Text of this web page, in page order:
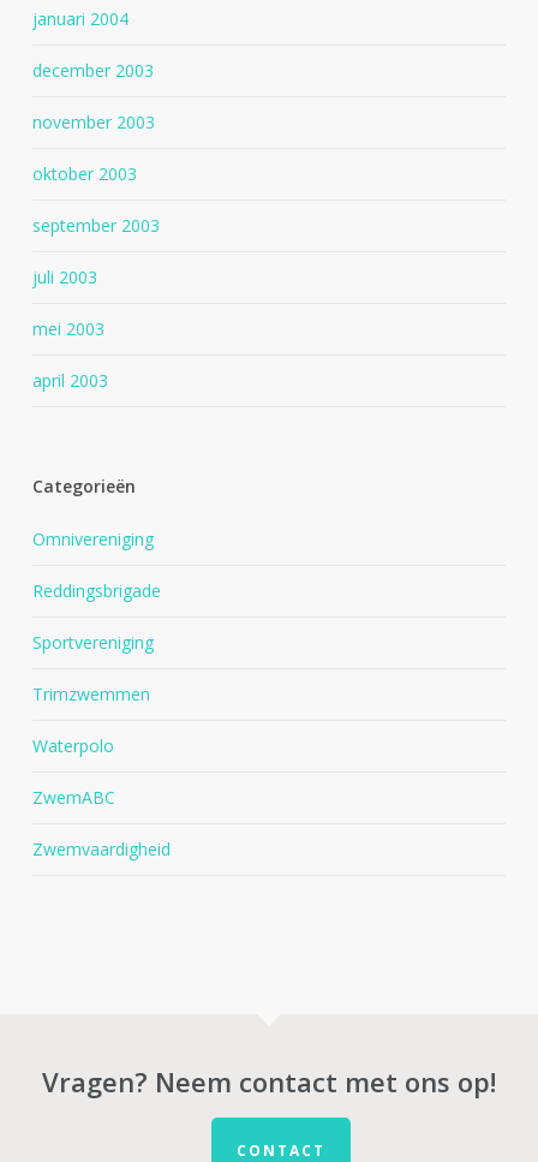
januari 2004
december 2003
november 2003
oktober 2003
september 2003
juli 2003
mei 2003
april 2003
Categorieën
Omnivereniging
Reddingsbrigade
Sportvereniging
Trimzwemmen
Waterpolo
ZwemABC
Zwemvaardigheid
Vragen? Neem contact met ons op!
CONTACT